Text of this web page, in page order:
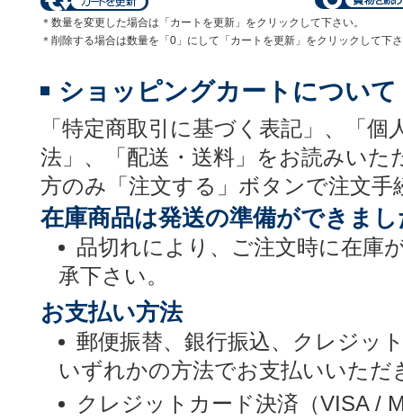
＊数量を変更した場合は「カートを更新」をクリックして下さい。
＊削除する場合は数量を「0」にして「カートを更新」をクリックして下
ショッピングカートについて
「特定商取引に基づく表記」、「
法」、「配送・送料」をお読みいた
方のみ「注文する」ボタンで注文手
在庫商品は発送の準備ができま
品切れにより、ご注文時に在庫
承下さい。
お支払い方法
郵便振替、銀行振込、クレジッ
いずれかの方法でお支払いいただ
クレジットカード決済（VISA /